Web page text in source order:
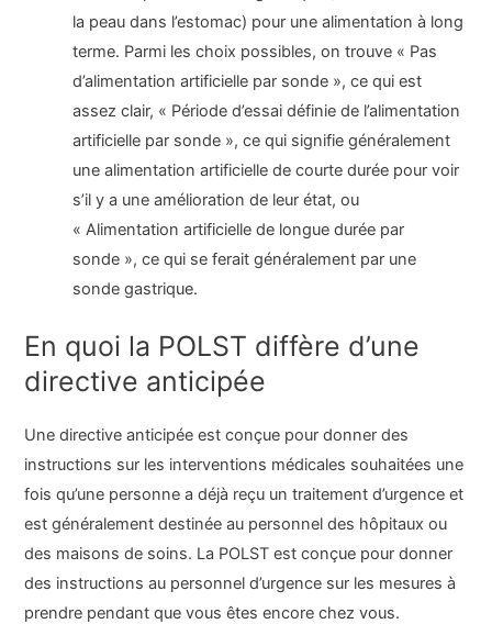
la peau dans l’estomac) pour une alimentation à long
terme. Parmi les choix possibles, on trouve « Pas
d’alimentation artificielle par sonde », ce qui est
assez clair, « Période d’essai définie de l’alimentation
artificielle par sonde », ce qui signifie généralement
une alimentation artificielle de courte durée pour voir
s’il y a une amélioration de leur état, ou
« Alimentation artificielle de longue durée par
sonde », ce qui se ferait généralement par une
sonde gastrique.
En quoi la POLST diffère d’une
directive anticipée
Une directive anticipée est conçue pour donner des
instructions sur les interventions médicales souhaitées une
fois qu’une personne a déjà reçu un traitement d’urgence et
est généralement destinée au personnel des hôpitaux ou
des maisons de soins. La POLST est conçue pour donner
des instructions au personnel d’urgence sur les mesures à
prendre pendant que vous êtes encore chez vous.